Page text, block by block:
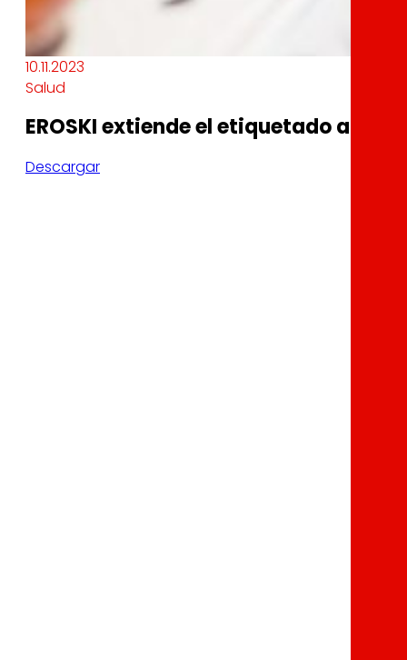
10.11.2023
Salud
EROSKI extiende el etiquetado
Descargar